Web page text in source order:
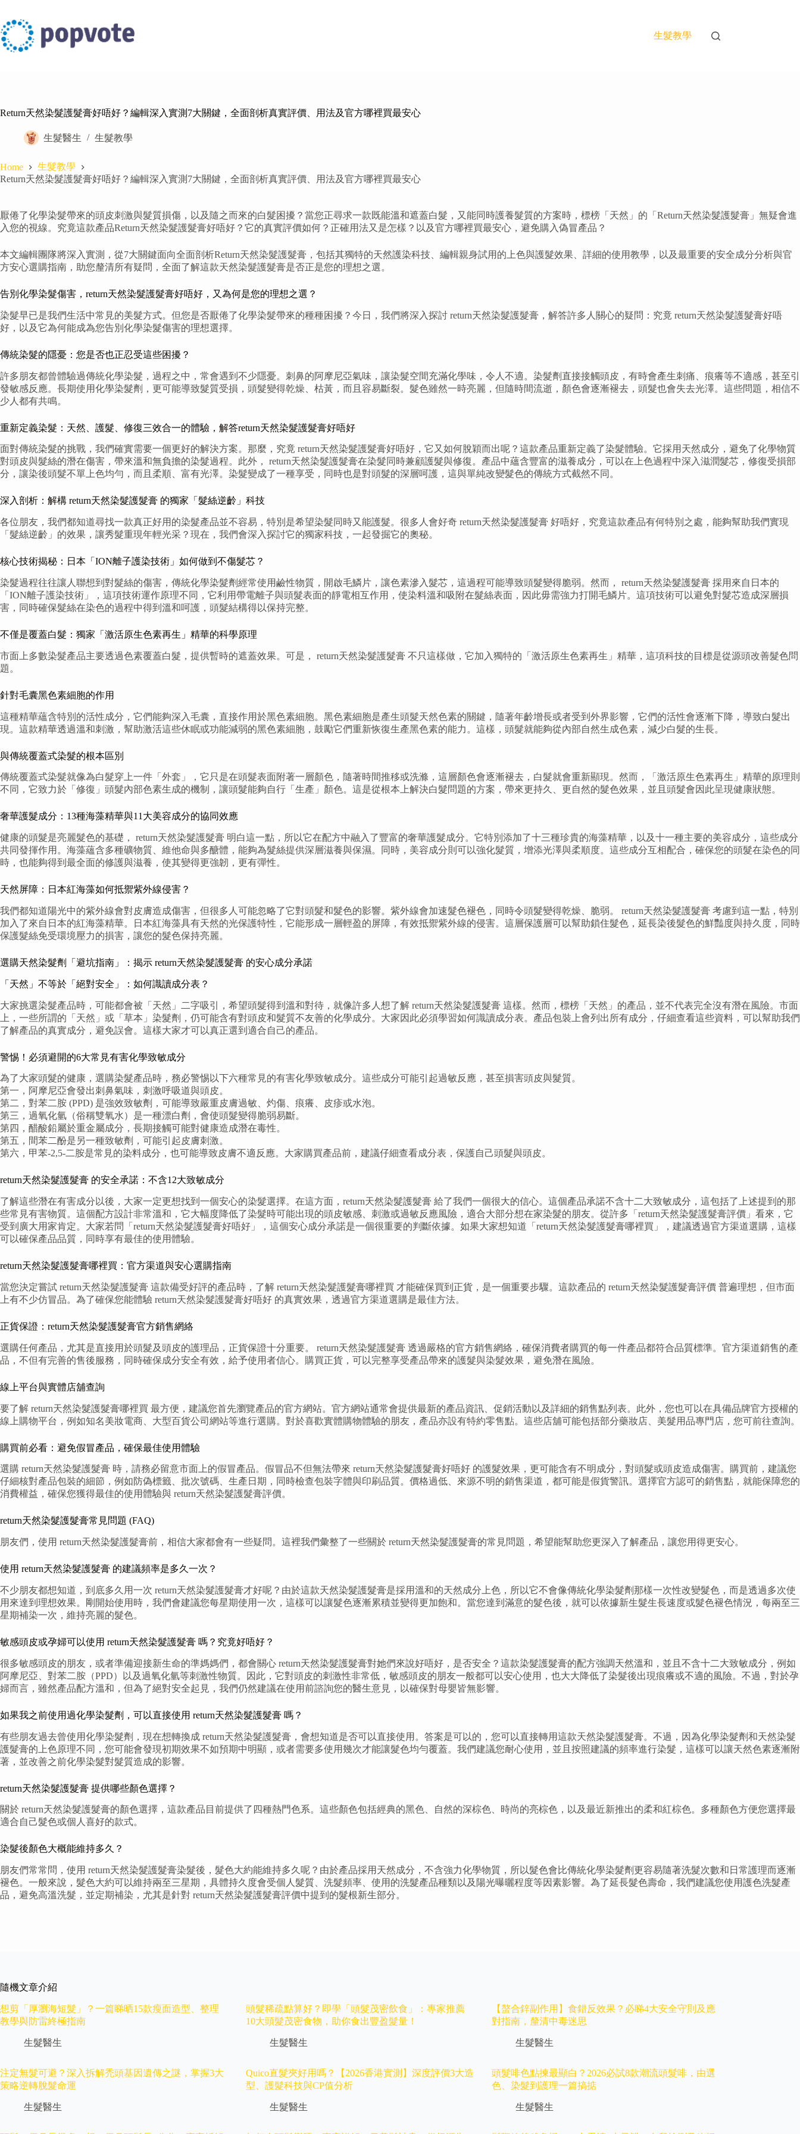
content
生髮教學
Return天然染髮護髮膏好唔好？編輯深入實測7大關鍵，全面剖析真實評價、用法及官方哪裡買最安心
生髮醫生 生髮教學
Home
生髮教學
Return天然染髮護髮膏好唔好？編輯深入實測7大關鍵，全面剖析真實評價、用法及官方哪裡買最安心
厭倦了化學染髮帶來的頭皮刺激與髮質損傷，以及隨之而來的白髮困擾？當您正尋求一款既能溫和遮蓋白髮，又能同時護養髮質的方案時，標榜「天然」的「Return天然染髮護髮膏」無疑會進
入您的視線。究竟這款產品Return天然染髮護髮膏好唔好？它的真實評價如何？正確用法又是怎樣？以及官方哪裡買最安心，避免購入偽冒產品？
本文編輯團隊將深入實測，從7大關鍵面向全面剖析Return天然染髮護髮膏，包括其獨特的天然護染科技、編輯親身試用的上色與護髮效果、詳細的使用教學，以及最重要的安全成分分析與官
方安心選購指南，助您釐清所有疑問，全面了解這款天然染髮護髮膏是否正是您的理想之選。
告別化學染髮傷害，return天然染髮護髮膏好唔好，又為何是您的理想之選？
染髮早已是我們生活中常見的美髮方式。但您是否厭倦了化學染髮帶來的種種困擾？今日，我們將深入探討 return天然染髮護髮膏，解答許多人關心的疑問：究竟 return天然染髮護髮膏好唔
好，以及它為何能成為您告別化學染髮傷害的理想選擇。
傳統染髮的隱憂：您是否也正忍受這些困擾？
許多朋友都曾體驗過傳統化學染髮，過程之中，常會遇到不少隱憂。刺鼻的阿摩尼亞氣味，讓染髮空間充滿化學味，令人不適。染髮劑直接接觸頭皮，有時會產生刺痛、痕癢等不適感，甚至引
發敏感反應。長期使用化學染髮劑，更可能導致髮質受損，頭髮變得乾燥、枯黃，而且容易斷裂。髮色雖然一時亮麗，但隨時間流逝，顏色會逐漸褪去，頭髮也會失去光澤。這些問題，相信不
少人都有共鳴。
重新定義染髮：天然、護髮、修復三效合一的體驗，解答return天然染髮護髮膏好唔好
面對傳統染髮的挑戰，我們確實需要一個更好的解決方案。那麼，究竟 return天然染髮護髮膏好唔好，它又如何脫穎而出呢？這款產品重新定義了染髮體驗。它採用天然成分，避免了化學物質
對頭皮與髮絲的潛在傷害，帶來溫和無負擔的染髮過程。此外， return天然染髮護髮膏在染髮同時兼顧護髮與修復。產品中蘊含豐富的滋養成分，可以在上色過程中深入滋潤髮芯，修復受損部
分，讓染後頭髮不單上色均勻，而且柔順、富有光澤。染髮變成了一種享受，同時也是對頭髮的深層呵護，這與單純改變髮色的傳統方式截然不同。
深入剖析：解構 return天然染髮護髮膏 的獨家「髮絲逆齡」科技
各位朋友，我們都知道尋找一款真正好用的染髮產品並不容易，特別是希望染髮同時又能護髮。很多人會好奇 return天然染髮護髮膏 好唔好，究竟這款產品有何特別之處，能夠幫助我們實現
「髮絲逆齡」的效果，讓秀髮重現年輕光采？現在，我們會深入探討它的獨家科技，一起發掘它的奧秘。
核心技術揭秘：日本「ION離子護染技術」如何做到不傷髮芯？
染髮過程往往讓人聯想到對髮絲的傷害，傳統化學染髮劑經常使用鹼性物質，開啟毛鱗片，讓色素滲入髮芯，這過程可能導致頭髮變得脆弱。然而， return天然染髮護髮膏 採用來自日本的
「ION離子護染技術」，這項技術運作原理不同，它利用帶電離子與頭髮表面的靜電相互作用，使染料溫和吸附在髮絲表面，因此毋需強力打開毛鱗片。這項技術可以避免對髮芯造成深層損
害，同時確保髮絲在染色的過程中得到溫和呵護，頭髮結構得以保持完整。
不僅是覆蓋白髮：獨家「激活原生色素再生」精華的科學原理
市面上多數染髮產品主要透過色素覆蓋白髮，提供暫時的遮蓋效果。可是， return天然染髮護髮膏 不只這樣做，它加入獨特的「激活原生色素再生」精華，這項科技的目標是從源頭改善髮色問
題。
針對毛囊黑色素細胞的作用
這種精華蘊含特別的活性成分，它們能夠深入毛囊，直接作用於黑色素細胞。黑色素細胞是產生頭髮天然色素的關鍵，隨著年齡增長或者受到外界影響，它們的活性會逐漸下降，導致白髮出
現。這款精華透過溫和刺激，幫助激活這些休眠或功能減弱的黑色素細胞，鼓勵它們重新恢復生產黑色素的能力。這樣，頭髮就能夠從內部自然生成色素，減少白髮的生長。
與傳統覆蓋式染髮的根本區別
傳統覆蓋式染髮就像為白髮穿上一件「外套」，它只是在頭髮表面附著一層顏色，隨著時間推移或洗滌，這層顏色會逐漸褪去，白髮就會重新顯現。然而，「激活原生色素再生」精華的原理則
不同，它致力於「修復」頭髮內部色素生成的機制，讓頭髮能夠自行「生產」顏色。這是從根本上解決白髮問題的方案，帶來更持久、更自然的髮色效果，並且頭髮會因此呈現健康狀態。
奢華護髮成分：13種海藻精華與11大美容成分的協同效應
健康的頭髮是亮麗髮色的基礎， return天然染髮護髮膏 明白這一點，所以它在配方中融入了豐富的奢華護髮成分。它特別添加了十三種珍貴的海藻精華，以及十一種主要的美容成分，這些成分
共同發揮作用。海藻蘊含多種礦物質、維他命與多醣體，能夠為髮絲提供深層滋養與保濕。同時，美容成分則可以強化髮質，增添光澤與柔順度。這些成分互相配合，確保您的頭髮在染色的同
時，也能夠得到最全面的修護與滋養，使其變得更強韌，更有彈性。
天然屏障：日本紅海藻如何抵禦紫外線侵害？
我們都知道陽光中的紫外線會對皮膚造成傷害，但很多人可能忽略了它對頭髮和髮色的影響。紫外線會加速髮色褪色，同時令頭髮變得乾燥、脆弱。 return天然染髮護髮膏 考慮到這一點，特別
加入了來自日本的紅海藻精華。日本紅海藻具有天然的光保護特性，它能形成一層輕盈的屏障，有效抵禦紫外線的侵害。這層保護層可以幫助鎖住髮色，延長染後髮色的鮮豔度與持久度，同時
保護髮絲免受環境壓力的損害，讓您的髮色保持亮麗。
選購天然染髮劑「避坑指南」：揭示 return天然染髮護髮膏 的安心成分承諾
「天然」不等於「絕對安全」：如何識讀成分表？
大家挑選染髮產品時，可能都會被「天然」二字吸引，希望頭髮得到溫和對待，就像許多人想了解 return天然染髮護髮膏 這樣。然而，標榜「天然」的產品，並不代表完全沒有潛在風險。市面
上，一些所謂的「天然」或「草本」染髮劑，仍可能含有對頭皮和髮質不友善的化學成分。大家因此必須學習如何識讀成分表。產品包裝上會列出所有成分，仔細查看這些資料，可以幫助我們
了解產品的真實成分，避免誤會。這樣大家才可以真正選到適合自己的產品。
警惕！必須避開的6大常見有害化學致敏成分
為了大家頭髮的健康，選購染髮產品時，務必警惕以下六種常見的有害化學致敏成分。這些成分可能引起過敏反應，甚至損害頭皮與髮質。
第一，阿摩尼亞會發出刺鼻氣味，刺激呼吸道與頭皮。
第二，對苯二胺 (PPD) 是強效致敏劑，可能導致嚴重皮膚過敏、灼傷、痕癢、皮疹或水泡。
第三，過氧化氫（俗稱雙氧水）是一種漂白劑，會使頭髮變得脆弱易斷。
第四，醋酸鉛屬於重金屬成分，長期接觸可能對健康造成潛在毒性。
第五，間苯二酚是另一種致敏劑，可能引起皮膚刺激。
第六，甲苯-2,5-二胺是常見的染料成分，也可能導致皮膚不適反應。大家購買產品前，建議仔細查看成分表，保護自己頭髮與頭皮。
return天然染髮護髮膏 的安全承諾：不含12大致敏成分
了解這些潛在有害成分以後，大家一定更想找到一個安心的染髮選擇。在這方面，return天然染髮護髮膏 給了我們一個很大的信心。這個產品承諾不含十二大致敏成分，這包括了上述提到的那
些常見有害物質。這個配方設計非常溫和，它大幅度降低了染髮時可能出現的頭皮敏感、刺激或過敏反應風險，適合大部分想在家染髮的朋友。從許多「return天然染髮護髮膏評價」看來，它
受到廣大用家肯定。大家若問「return天然染髮護髮膏好唔好」，這個安心成分承諾是一個很重要的判斷依據。如果大家想知道「return天然染髮護髮膏哪裡買」，建議透過官方渠道選購，這樣
可以確保產品品質，同時享有最佳的使用體驗。
return天然染髮護髮膏哪裡買：官方渠道與安心選購指南
當您決定嘗試 return天然染髮護髮膏 這款備受好評的產品時，了解 return天然染髮護髮膏哪裡買 才能確保買到正貨，是一個重要步驟。這款產品的 return天然染髮護髮膏評價 普遍理想，但市面
上有不少仿冒品。為了確保您能體驗 return天然染髮護髮膏好唔好 的真實效果，透過官方渠道選購是最佳方法。
正貨保證：return天然染髮護髮膏官方銷售網絡
選購任何產品，尤其是直接用於頭髮及頭皮的護理品，正貨保證十分重要。 return天然染髮護髮膏 透過嚴格的官方銷售網絡，確保消費者購買的每一件產品都符合品質標準。官方渠道銷售的產
品，不但有完善的售後服務，同時確保成分安全有效，給予使用者信心。購買正貨，可以完整享受產品帶來的護髮與染髮效果，避免潛在風險。
線上平台與實體店舖查詢
要了解 return天然染髮護髮膏哪裡買 最方便，建議您首先瀏覽產品的官方網站。官方網站通常會提供最新的產品資訊、促銷活動以及詳細的銷售點列表。此外，您也可以在具備品牌官方授權的
線上購物平台，例如知名美妝電商、大型百貨公司網站等進行選購。對於喜歡實體購物體驗的朋友，產品亦設有特約零售點。這些店舖可能包括部分藥妝店、美髮用品專門店，您可前往查詢。
購買前必看：避免假冒產品，確保最佳使用體驗
選購 return天然染髮護髮膏 時，請務必留意市面上的假冒產品。假冒品不但無法帶來 return天然染髮護髮膏好唔好 的護髮效果，更可能含有不明成分，對頭髮或頭皮造成傷害。購買前，建議您
仔細核對產品包裝的細節，例如防偽標籤、批次號碼、生產日期，同時檢查包裝字體與印刷品質。價格過低、來源不明的銷售渠道，都可能是假貨警訊。選擇官方認可的銷售點，就能保障您的
消費權益，確保您獲得最佳的使用體驗與 return天然染髮護髮膏評價。
return天然染髮護髮膏常見問題 (FAQ)
朋友們，使用 return天然染髮護髮膏前，相信大家都會有一些疑問。這裡我們彙整了一些關於 return天然染髮護髮膏的常見問題，希望能幫助您更深入了解產品，讓您用得更安心。
使用 return天然染髮護髮膏 的建議頻率是多久一次？
不少朋友都想知道，到底多久用一次 return天然染髮護髮膏才好呢？由於這款天然染髮護髮膏是採用溫和的天然成分上色，所以它不會像傳統化學染髮劑那樣一次性改變髮色，而是透過多次使
用來達到理想效果。剛開始使用時，我們會建議您每星期使用一次，這樣可以讓髮色逐漸累積並變得更加飽和。當您達到滿意的髮色後，就可以依據新生髮生長速度或髮色褪色情況，每兩至三
星期補染一次，維持亮麗的髮色。
敏感頭皮或孕婦可以使用 return天然染髮護髮膏 嗎？究竟好唔好？
很多敏感頭皮的朋友，或者準備迎接新生命的準媽媽們，都會關心 return天然染髮護髮膏對她們來說好唔好，是否安全？這款染髮護髮膏的配方強調天然溫和，並且不含十二大致敏成分，例如
阿摩尼亞、對苯二胺（PPD）以及過氧化氫等刺激性物質。因此，它對頭皮的刺激性非常低，敏感頭皮的朋友一般都可以安心使用，也大大降低了染髮後出現痕癢或不適的風險。不過，對於孕
婦而言，雖然產品配方溫和，但為了絕對安全起見，我們仍然建議在使用前諮詢您的醫生意見，以確保對母嬰皆無影響。
如果我之前使用過化學染髮劑，可以直接使用 return天然染髮護髮膏 嗎？
有些朋友過去曾使用化學染髮劑，現在想轉換成 return天然染髮護髮膏，會想知道是否可以直接使用。答案是可以的，您可以直接轉用這款天然染髮護髮膏。不過，因為化學染髮劑和天然染髮
護髮膏的上色原理不同，您可能會發現初期效果不如預期中明顯，或者需要多使用幾次才能讓髮色均勻覆蓋。我們建議您耐心使用，並且按照建議的頻率進行染髮，這樣可以讓天然色素逐漸附
著，並改善之前化學染髮對髮質造成的影響。
return天然染髮護髮膏 提供哪些顏色選擇？
關於 return天然染髮護髮膏的顏色選擇，這款產品目前提供了四種熱門色系。這些顏色包括經典的黑色、自然的深棕色、時尚的亮棕色，以及最近新推出的柔和紅棕色。多種顏色方便您選擇最
適合自己髮色或個人喜好的款式。
染髮後顏色大概能維持多久？
朋友們常常問，使用 return天然染髮護髮膏染髮後，髮色大約能維持多久呢？由於產品採用天然成分，不含強力化學物質，所以髮色會比傳統化學染髮劑更容易隨著洗髮次數和日常護理而逐漸
褪色。一般來說，髮色大約可以維持兩至三星期，具體持久度會受個人髮質、洗髮頻率、使用的洗髮產品種類以及陽光曝曬程度等因素影響。為了延長髮色壽命，我們建議您使用護色洗髮產
品，避免高溫洗髮，並定期補染，尤其是針對 return天然染髮護髮膏評價中提到的髮根新生部分。
隨機文章介紹
想剪「厚瀏海短髮」？一篇睇晒15款瘦面造型、整理
教學與防雷終極指南
生髮醫生
頭髮稀疏點算好？即學「頭髮茂密飲食」：專家推薦
10大頭髮茂密食物，助你食出豐盈髮量！
生髮醫生
【螯合鋅副作用】食錯反效果？必睇4大安全守則及應
對指南，釐清中毒迷思
生髮醫生
注定無髮可避？深入拆解禿頭基因遺傳之謎，掌握3大
策略逆轉脫髮命運
生髮醫生
Quico直髮夾好用嗎？【2026香港實測】深度評價3大造
型、護髮科技與CP值分析
生髮醫生
頭髮啡色點揀最顯白？2026必試8款潮流頭髮啡，由選
色、染髮到護理一篇搞掂
生髮醫生